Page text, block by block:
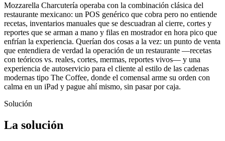
Mozzarella Charcutería operaba con la combinación clásica del
restaurante mexicano: un POS genérico que cobra pero no entiende
recetas, inventarios manuales que se descuadran al cierre, cortes y
reportes que se arman a mano y filas en mostrador en hora pico que
enfrían la experiencia. Querían dos cosas a la vez: un punto de venta
que entendiera de verdad la operación de un restaurante —recetas
con teóricos vs. reales, cortes, mermas, reportes vivos— y una
experiencia de autoservicio para el cliente al estilo de las cadenas
modernas tipo The Coffee, donde el comensal arme su orden con
calma en un iPad y pague ahí mismo, sin pasar por caja.
Solución
La solución